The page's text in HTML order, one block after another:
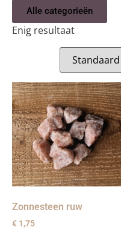
Alle categorieën
Enig resultaat
Zonnesteen ruw
€ 1,75